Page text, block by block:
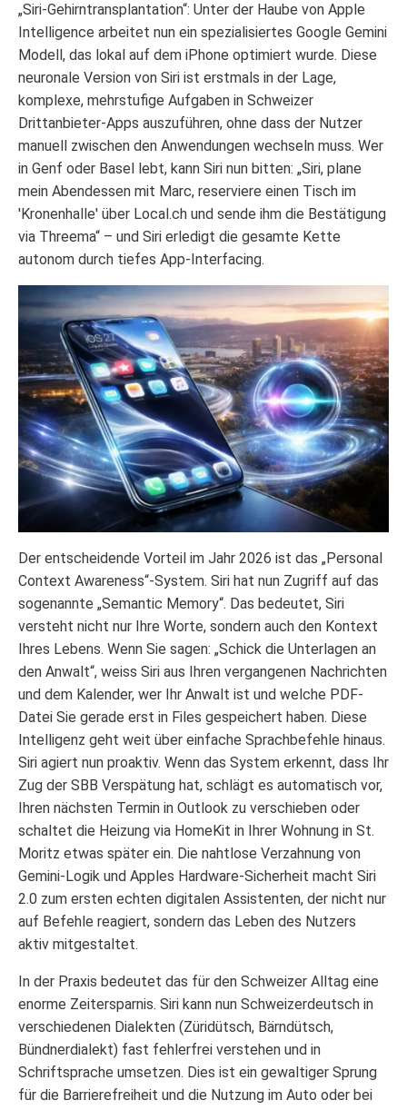
„Siri-Gehirntransplantation“: Unter der Haube von Apple
Intelligence arbeitet nun ein spezialisiertes Google Gemini
Modell, das lokal auf dem iPhone optimiert wurde. Diese
neuronale Version von Siri ist erstmals in der Lage,
komplexe, mehrstufige Aufgaben in Schweizer
Drittanbieter-Apps auszuführen, ohne dass der Nutzer
manuell zwischen den Anwendungen wechseln muss. Wer
in Genf oder Basel lebt, kann Siri nun bitten: „Siri, plane
mein Abendessen mit Marc, reserviere einen Tisch im
'Kronenhalle' über Local.ch und sende ihm die Bestätigung
via Threema“ – und Siri erledigt die gesamte Kette
autonom durch tiefes App-Interfacing.
Der entscheidende Vorteil im Jahr 2026 ist das „Personal
Context Awareness“-System. Siri hat nun Zugriff auf das
sogenannte „Semantic Memory“. Das bedeutet, Siri
versteht nicht nur Ihre Worte, sondern auch den Kontext
Ihres Lebens. Wenn Sie sagen: „Schick die Unterlagen an
den Anwalt“, weiss Siri aus Ihren vergangenen Nachrichten
und dem Kalender, wer Ihr Anwalt ist und welche PDF-
Datei Sie gerade erst in Files gespeichert haben. Diese
Intelligenz geht weit über einfache Sprachbefehle hinaus.
Siri agiert nun proaktiv. Wenn das System erkennt, dass Ihr
Zug der SBB Verspätung hat, schlägt es automatisch vor,
Ihren nächsten Termin in Outlook zu verschieben oder
schaltet die Heizung via HomeKit in Ihrer Wohnung in St.
Moritz etwas später ein. Die nahtlose Verzahnung von
Gemini-Logik und Apples Hardware-Sicherheit macht Siri
2.0 zum ersten echten digitalen Assistenten, der nicht nur
auf Befehle reagiert, sondern das Leben des Nutzers
aktiv mitgestaltet.
In der Praxis bedeutet das für den Schweizer Alltag eine
enorme Zeitersparnis. Siri kann nun Schweizerdeutsch in
verschiedenen Dialekten (Züridütsch, Bärndütsch,
Bündnerdialekt) fast fehlerfrei verstehen und in
Schriftsprache umsetzen. Dies ist ein gewaltiger Sprung
für die Barrierefreiheit und die Nutzung im Auto oder bei